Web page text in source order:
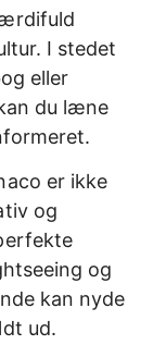
I stedet
eller
du læne
er ikke
og
og
kan nyde
ud.